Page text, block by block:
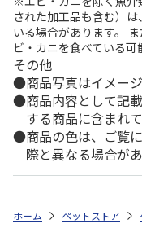
された加工品も含む）
いる場合があります。
ビ・カニを食べている可
その他
商品写真はイメージ
商品内容として記
する商品に含まれ
商品の色は、ご覧
際と異なる場合があ
ホーム ペットストア